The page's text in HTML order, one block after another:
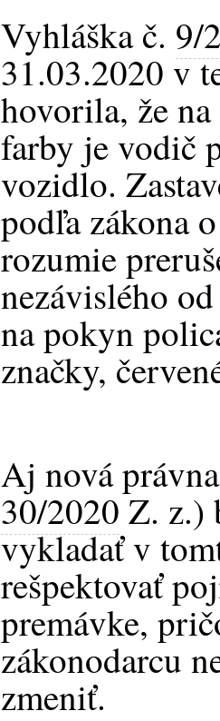
Vyhláška č. 9/
31.03.2020 v
hovorila, že
farby je vodič
vozidlo.
podľa zákona
rozumie
nezávislého
na pokyn
značky,
Aj nová
30/2020Z. z.)
vykladať v
rešpektovať
premávke,
zákonodarcu
zmeniť.